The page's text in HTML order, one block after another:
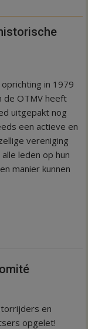
oprichting in 1979
de OTMV heeft
uitgepakt nog
een actieve en
vereniging
alle leden op hun
manier kunnen
en
opgelet!